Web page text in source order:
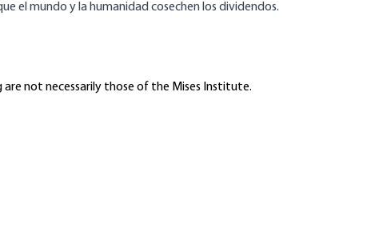
el mundo y la humanidad cosechen los dividendos.
are not necessarily those of the Mises Institute.